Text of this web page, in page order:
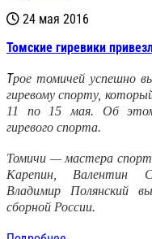
24 мая 2016
Томские гиревики
Трое томичей успешно
гиревому спорту,
11 по 15 мая. Об этом
гиревого спорта.
Томичи — мастера
Карепин, Валентин
Владимир Полянский
сборной России.